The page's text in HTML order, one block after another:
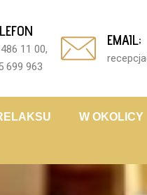
11 00,
699 963
EMAIL;
W OKOLICY